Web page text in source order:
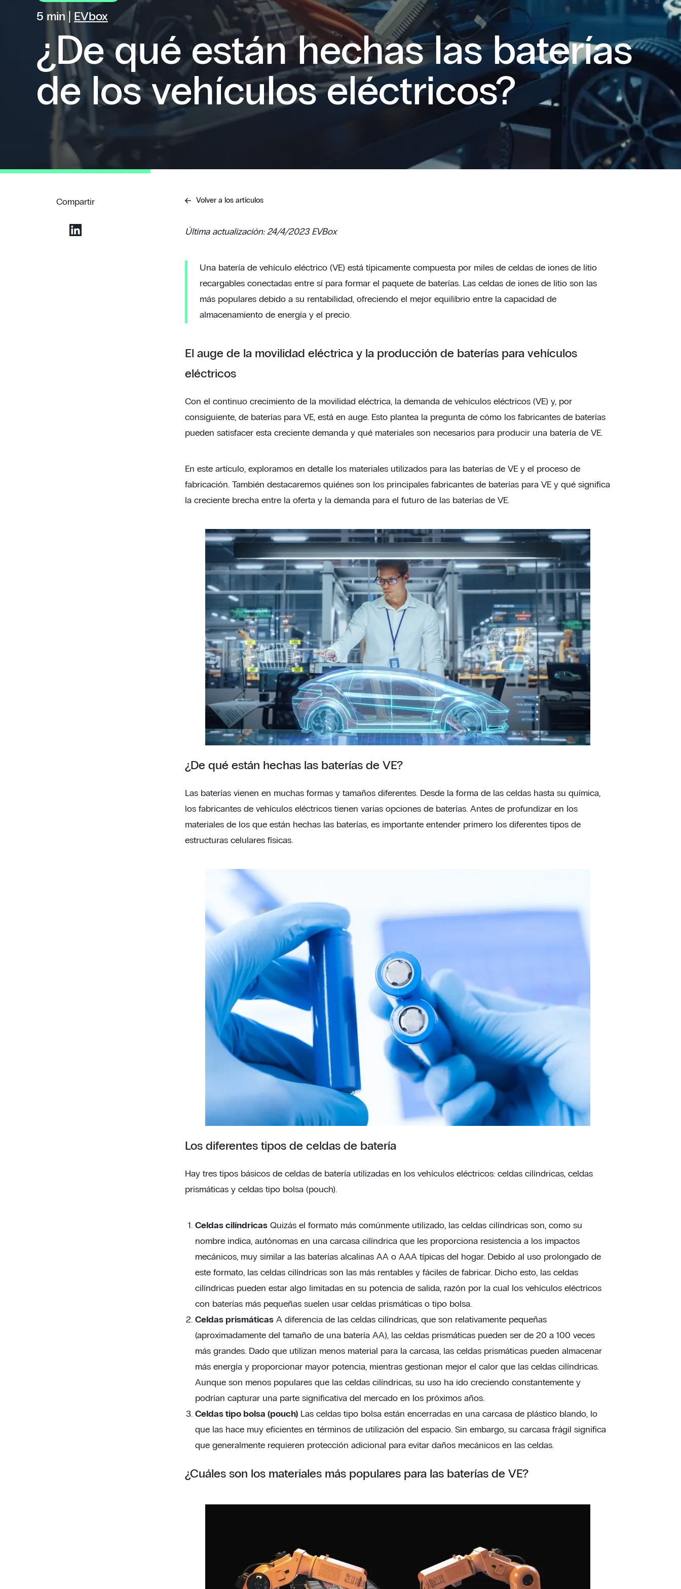
5 min | EVbox
¿De qué están hechas las baterías
de los vehículos eléctricos?
Compartir Volver a los artículos
Última actualización: 24/4/2023 EVBox
Una batería de vehículo eléctrico (VE) está típicamente compuesta por miles de celdas de iones de litio
recargables conectadas entre sí para formar el paquete de baterías. Las celdas de iones de litio son las
más populares debido a su rentabilidad, ofreciendo el mejor equilibrio entre la capacidad de
almacenamiento de energía y el precio.
El auge de la movilidad eléctrica y la producción de baterías para vehículos
eléctricos
Con el continuo crecimiento de la movilidad eléctrica, la demanda de vehículos eléctricos (VE) y, por
consiguiente, de baterías para VE, está en auge. Esto plantea la pregunta de cómo los fabricantes de baterías
pueden satisfacer esta creciente demanda y qué materiales son necesarios para producir una batería de VE.
En este artículo, exploramos en detalle los materiales utilizados para las baterías de VE y el proceso de
fabricación. También destacaremos quiénes son los principales fabricantes de baterías para VE y qué significa
la creciente brecha entre la oferta y la demanda para el futuro de las baterías de VE.
¿De qué están hechas las baterías de VE?
Las baterías vienen en muchas formas y tamaños diferentes. Desde la forma de las celdas hasta su química,
los fabricantes de vehículos eléctricos tienen varias opciones de baterías. Antes de profundizar en los
materiales de los que están hechas las baterías, es importante entender primero los diferentes tipos de
estructuras celulares físicas.
Los diferentes tipos de celdas de batería
Hay tres tipos básicos de celdas de batería utilizadas en los vehículos eléctricos: celdas cilíndricas, celdas
prismáticas y celdas tipo bolsa (pouch).
Celdas cilíndricasQuizás el formato más comúnmente utilizado, las celdas cilíndricas son, como su
nombre indica, autónomas en una carcasa cilíndrica que les proporciona resistencia a los impactos
mecánicos, muy similar a las baterías alcalinas AA o AAA típicas del hogar. Debido al uso prolongado de
este formato, las celdas cilíndricas son las más rentables y fáciles de fabricar. Dicho esto, las celdas
cilíndricas pueden estar algo limitadas en su potencia de salida, razón por la cual los vehículos eléctricos
con baterías más pequeñas suelen usar celdas prismáticas o tipo bolsa.
Celdas prismáticasA diferencia de las celdas cilíndricas, que son relativamente pequeñas
(aproximadamente del tamaño de una batería AA), las celdas prismáticas pueden ser de 20 a 100 veces
más grandes. Dado que utilizan menos material para la carcasa, las celdas prismáticas pueden almacenar
más energía y proporcionar mayor potencia, mientras gestionan mejor el calor que las celdas cilíndricas.
Aunque son menos populares que las celdas cilíndricas, su uso ha ido creciendo constantemente y
podrían capturar una parte significativa del mercado en los próximos años.
Celdas tipo bolsa (pouch)Las celdas tipo bolsa están encerradas en una carcasa de plástico blando, lo
que las hace muy eficientes en términos de utilización del espacio. Sin embargo, su carcasa frágil significa
que generalmente requieren protección adicional para evitar daños mecánicos en las celdas.
¿Cuáles son los materiales más populares para las baterías de VE?